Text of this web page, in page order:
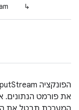
↳
את פורמט הנתונים.